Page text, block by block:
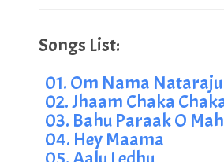
01. Om Nama
02. Jhaam Chaka
03. Bahu Paraak O
04. Hey Maama